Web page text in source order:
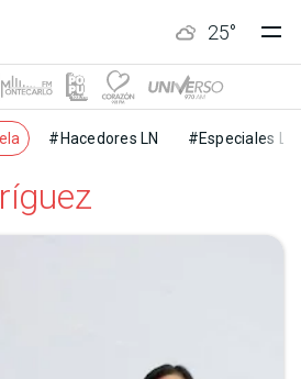
25°
#Hacedores LN #Especiales LN